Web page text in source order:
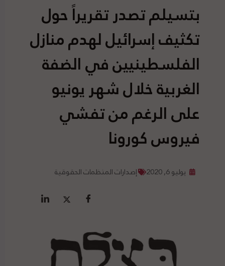
بتسيلم تصدر تقريراً حول
تكثيف إسرائيل لهدم منازل
الفلسطينيين في الضفة
الغربية خلال شهر يونيو
على الرغم من تفشي
فيروس كورونا
يوليو 6, 2020 إصدارات المنظمات الحقوقية